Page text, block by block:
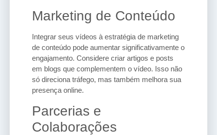
Marketing de Conteúdo
Integrar seus vídeos à estratégia de marketing
de conteúdo pode aumentar significativamente o
engajamento. Considere criar artigos e posts
em blogs que complementem o vídeo. Isso não
só direciona tráfego, mas também melhora sua
presença online.
Parcerias e
Colaborações